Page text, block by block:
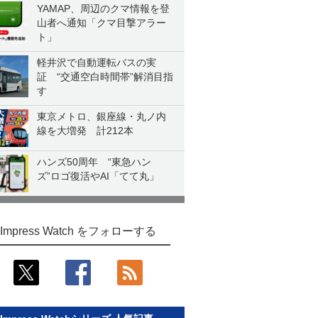
YAMAP、周辺のクマ情報を登
山者へ通知「クマ目撃アラー
ト」
軽井沢で自動運転バスの実
証 “交通空白時間帯”解消目指
す
東京メトロ、銀座線・丸ノ内
線を大増発 計212本
ハンズ50周年 “東急ハン
ズ”ロゴ復活やAI「てて丸」
Impress Watch をフォローする